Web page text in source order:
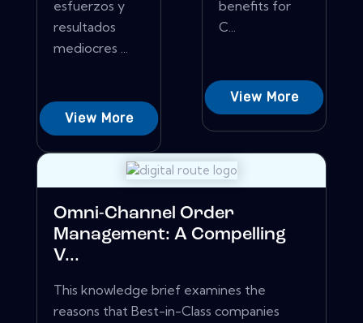
esfuerzos y
resultados
mediocres ...
View More
benefits for
C...
View More
Omni-Channel Order
Management: A Compelling
V...
This knowledge brief examines the
reasons that Best-in-Class companies